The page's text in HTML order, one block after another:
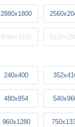
2880x1800
4096x2160
240x400
480x854
960x1280